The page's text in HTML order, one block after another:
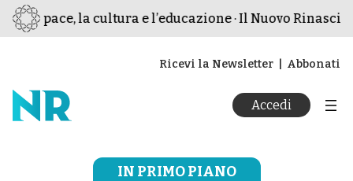
la pace, la cultura e l’educazione · Il Nuovo
Ricevi la Newsletter Abbonati
Accedi
IN PRIMO PIANO